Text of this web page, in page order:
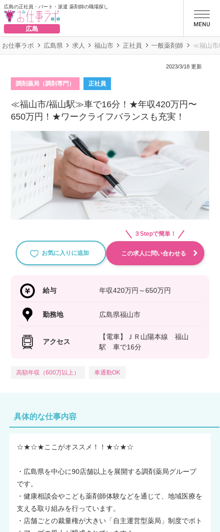
広島の正社員・パート・派遣 薬剤師の職場探し
広島
お仕事ラボ 広島県 求人 福山市 正社員 一般薬剤師 ≪福山市
2023/3/18 更新
調剤薬局（調剤専門） 正社員
≪福山市/福山駅≫車で16分！★年収420万円〜
650万円！★ワークライフバランスも充実！
お気に入りに追加
３Stepで簡単！
この求人に問い合わせる
給与 年収420万円～650万円
勤務地 広島県福山市
アクセス
【電車】ＪＲ山陽本線 福山
駅 車で16分
高額年収（600万以上） 車通勤OK
具体的な仕事内容
☆★☆★ここがオススメ！！★☆★☆
・広島県を中心に90店舗以上を展開する調剤薬局グループ
です。
・健康相談会やこども薬剤師体験などを通じて、地域医療を
支える取り組みを行っています。
・店舗ごとの裁量権が大きい「自主運営型薬局」制度でボト